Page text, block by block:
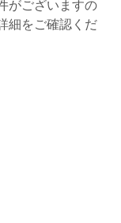
がございますの
細をご確認くだ